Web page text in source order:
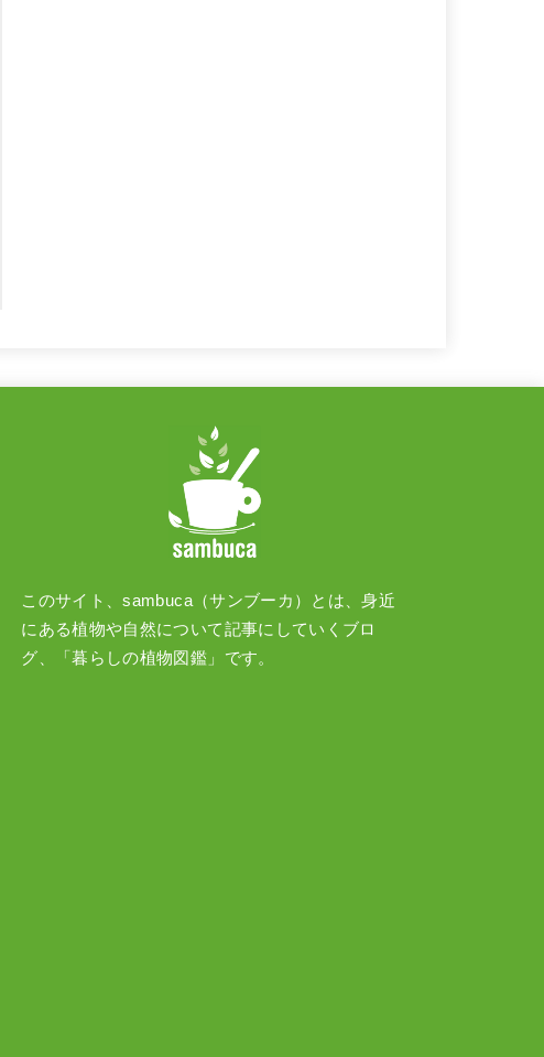
このサイト、sambuca（サンブーカ）とは、身近
にある植物や自然について記事にしていくブロ
グ、「暮らしの植物図鑑」です。